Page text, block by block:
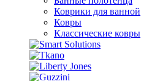
Коврики для ванной
Ковры
Классические ковры